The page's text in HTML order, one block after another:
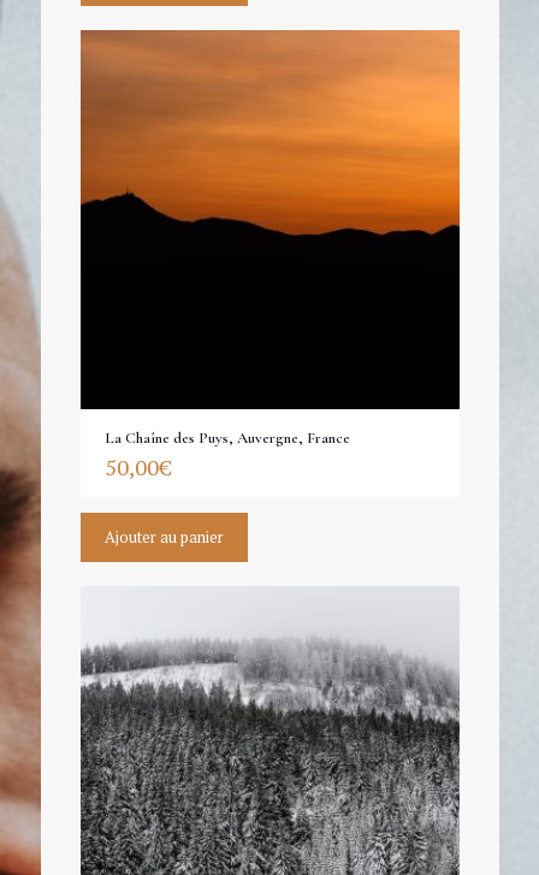
La Chaîne des Puys, Auvergne, France
50,00€
Ajouter au panier